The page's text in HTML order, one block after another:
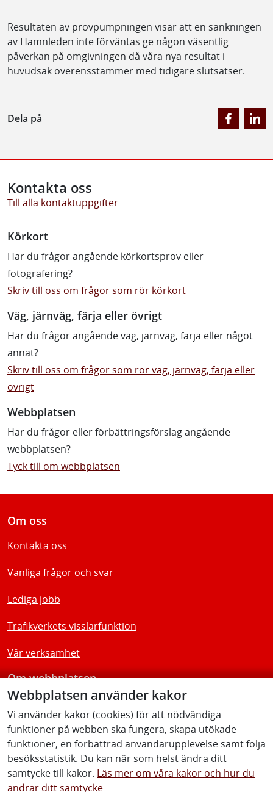
Resultaten av provpumpningen visar att en sänkningen
av Hamnleden inte förväntas ge någon väsentlig
påverkan på omgivningen då våra nya resultat i
huvudsak överensstämmer med tidigare slutsatser.
Dela på
Webbplatsen använder kakor
Vi använder kakor (cookies) för att nödvändiga
funktioner på webben ska fungera, skapa utökade
funktioner, en förbättrad användarupplevelse samt följa
besöksstatistik. Du kan när som helst ändra ditt
samtycke till kakor. Läs mer om våra kakor och hur du
ändrar ditt samtycke
Kontakta oss
Till alla kontaktuppgifter
Körkort
Har du frågor angående körkortsprov eller
fotografering?
Skriv till oss om frågor som rör körkort
Väg, järnväg, färja eller övrigt
Har du frågor angående väg, järnväg, färja eller något
annat?
Skriv till oss om frågor som rör väg, järnväg, färja eller
övrigt
Webbplatsen
Har du frågor eller förbättringsförslag angående
webbplatsen?
Tyck till om webbplatsen
Om oss
Kontakta oss
Vanliga frågor och svar
Lediga jobb
Trafikverkets visslarfunktion
Vår verksamhet
Om webbplatsen
Tillgänglighetsredogörelse
Följ oss